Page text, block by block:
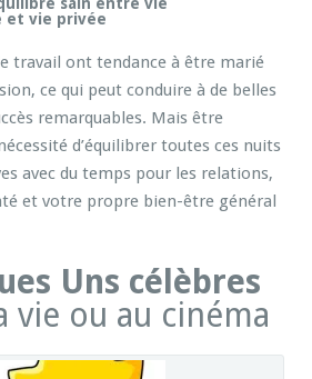
et vie privée
travail ont tendance à être marié
ce qui peut conduire à de belles
remarquables. Mais être
d’équilibrer toutes ces nuits
avec du temps pour les relations,
et votre propre bien-être général
Uns célèbres
vie ou au cinéma